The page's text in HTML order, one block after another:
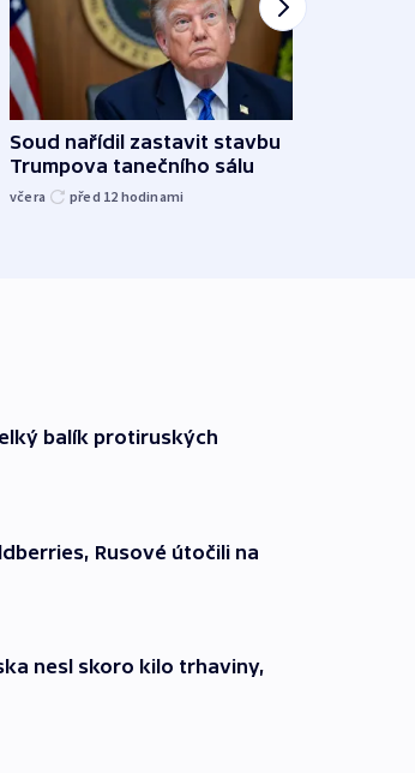
Soud nařídil zastavit stavbu
Trumpova tanečního sálu
včera před 12 hodinami
balík protiruských
Rusové útočili na
nesl skoro kilo trhaviny,